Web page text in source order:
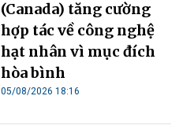
(Canada) tăng cường
hợp tác về công nghệ
hạt nhân vì mục đích
hòa bình
05/08/2026 18:16